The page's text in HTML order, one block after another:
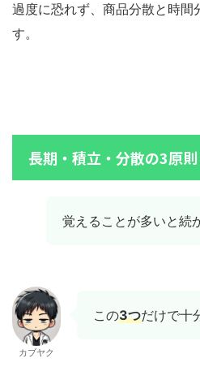
過度に恐れず、商品分散と時間
す。
長期・積立・分散の3原則
覚えることが多いと続
カブヤク
この3つだけで十